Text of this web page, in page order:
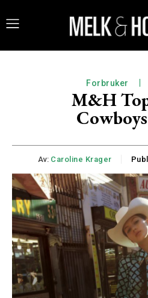
Forbruker
M&H
Av: Caroline Krager